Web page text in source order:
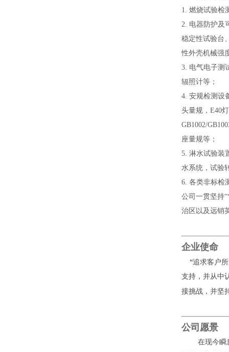
1. 燃烧试验检
2. 电器防护及
稳定性试验台
性外壳机械强
3. 电气电子测
辐照计等；
4. 安规检测设
头量规， E40
GB1002/
座量规等；
5. 淋水试验装
水系统，试验
6. 各类非标检
公司一贯坚持
治区以及远销
企业使命
“追求客户
支持，并从中
接挑战，并坚
公司愿景
在现今瞬